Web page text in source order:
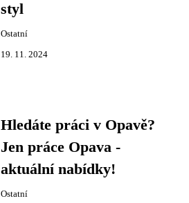
styl
Ostatní
19. 11. 2024
Hledáte práci v Opavě?
Jen práce Opava -
aktuální nabídky!
Ostatní